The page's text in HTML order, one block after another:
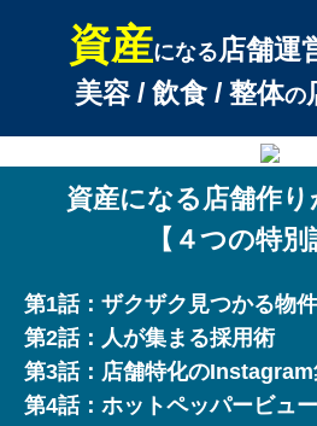
資産になる店舗運
美容 / 飲食 / 整体の
資産になる店舗作
【４つの特別
第1話：ザクザク見つかる物
第2話：人が集まる採用術
第3話：店舗特化の
第4話：ホットペッパービュ